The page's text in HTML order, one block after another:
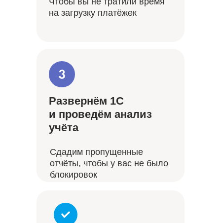
на загрузку платёжек
Развернём 1С
и проведём анализ
учёта
Сдадим пропущенные
отчёты, чтобы у вас не было
блокировок